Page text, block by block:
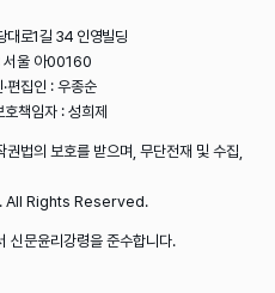
대로1길 34 인영빌딩
울 아00160
편집인 : 우종순
책임자 : 성희제
법의 보호를 받으며, 무단전재 및 수집,
All Rights Reserved.
신문윤리강령을 준수합니다.